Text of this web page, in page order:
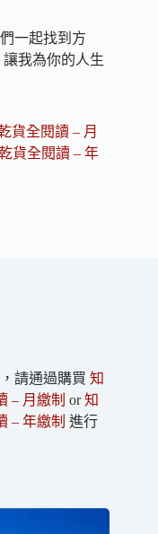
一起找到方
我為你的人生
貨全閱讀 – 月
貨全閱讀 – 年
請通過購買 知
– 月繳制 or知
– 年繳制 進行